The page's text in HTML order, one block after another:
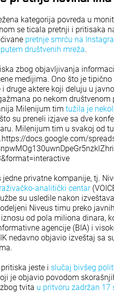
kategorija povreda u
se ticala pretnji i pritisaka
pretnje smrću na
putem društvenih mreža.
zbog objavljivanja
medijima. Ono što je
druge aktere koji deluju u
po nekom
Milenijum tim tužila je
su preneli izjave sa dve
Milenijum tim u svakoj od
docs.google.com/
jedne privatne kompanije, tj.
analitički centar
su usledile nakon
Niveus timu preko
od pola miliona dinara,
agencije (BIA) i
nedavno objavio izveštaj sa
jeste i slučaj bivšeg
je objavio povodom
tvita u pritvoru zadržan 17